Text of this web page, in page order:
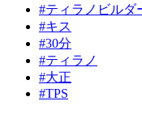
#ティラノビルダ
#キス
#30分
#ティラノ
#大正
#TPS